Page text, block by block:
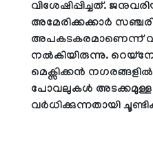
വിശേഷിപ്പിച്ചത്.
അമേരിക്കക്കാർ
അപകടകരമാണെന്ന്
നൽകിയിരുന്നു.
മെക്സിക്കൻ നഗരങ്ങളിൽ
പോവലുകൾ
വർധിക്കുന്നതായി